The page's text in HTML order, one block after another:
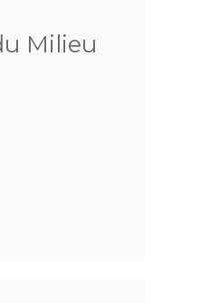
Milieu